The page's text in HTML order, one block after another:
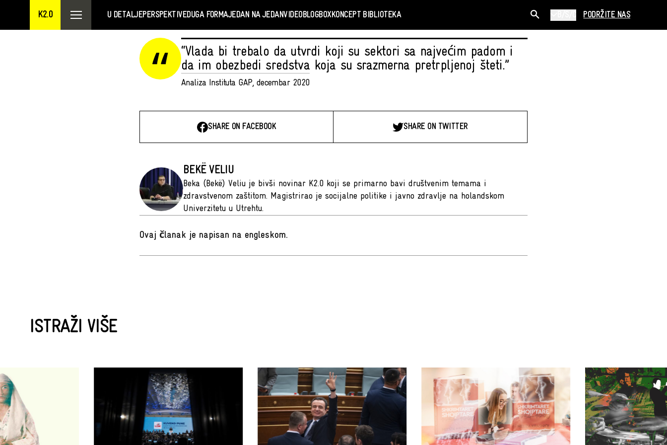
K2.0 U DETALJEPERSPEKTIVEDUGA FORMAJEDAN NA JEDANVIDEOBLOGBOXKONCEPT BIBLIOTEKA PODRŽITE NAS
“Vlada bi trebalo da utvrdi koji su sektori sa najvećim padom i
da im obezbedi sredstva koja su srazmerna pretrpljenoj šteti.”
Analiza Instituta GAP, decembar 2020
SHARE ON FACEBOOK SHARE ON TWITTER
BEKË VELIU
Beka (Bekë) Veliu je bivši novinar K2.0 koji se primarno bavi društvenim temama i
zdravstvenom zaštitom. Magistrirao je socijalne politike i javno zdravlje na holandskom
Univerzitetu u Utrehtu.
Ovaj članak je napisan na engleskom.
ISTRAŽI VIŠE